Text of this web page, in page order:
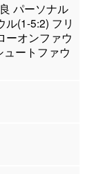
パーソナル
ル(1-5:2) フリ
ーオンファウ
ュートファウ